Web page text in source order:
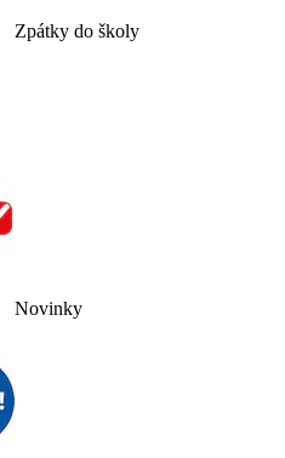
Zpátky do školy
Novinky